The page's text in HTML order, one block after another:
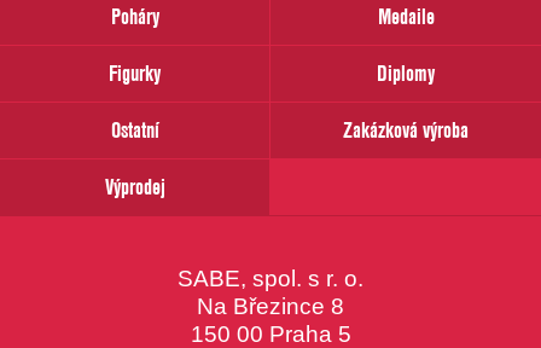
email
Poháry
Medaile
Figurky
Diplomy
Ostatní
Zakázková výroba
Výprodej
SABE, spol. s r. o.
Na Březince 8
150 00 Praha 5